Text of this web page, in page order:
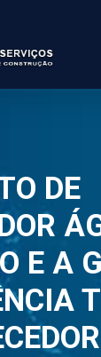
DE
E A